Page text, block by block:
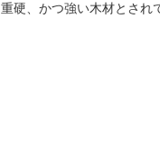
硬、かつ強い木材とされ